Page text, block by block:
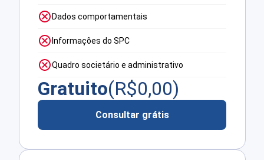
Dados comportamentais
Informações do SPC
Quadro societário e administrativo
Gratuito(R$0,00)
Consultar grátis